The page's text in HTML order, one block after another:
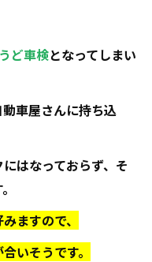
ど車検となってしまい
車屋さんに持ち込
はなっておらず、そ
ますので、
いそうです。